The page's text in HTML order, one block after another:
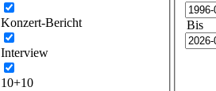
Konzert-Bericht
Interview
10+10
Bis